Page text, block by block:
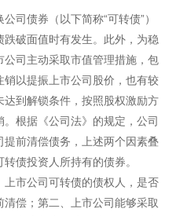
司债券（以下简称“可转债”）
破面值时有发生。此外，为稳
司主动采取市值管理措施，包
以提振上市公司股价，也有较
到解锁条件，按照股权激励方
根据《公司法》的规定，公司
前清偿债务，上述两个因素叠
债投资人所持有的债券。
市公司可转债的债权人，是否
偿；第二、上市公司能够采取